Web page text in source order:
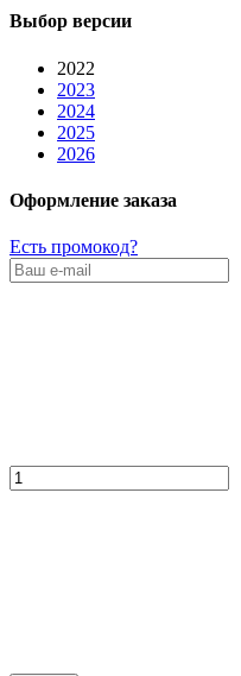
Выбор версии
2022
2023
2024
2025
2026
Оформление заказа
Есть промокод?